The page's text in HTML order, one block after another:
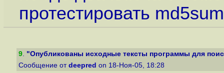
протестировать
9. "Опубликованы исходные тексты программы для
Сообщение от deepred on 18-Ноя-05, 18:28